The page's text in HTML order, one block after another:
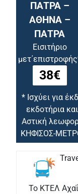
ΠΑΤΡΑ –
ΑΘΗΝΑ –
ΠΑΤΡΑ
Εισιτήριο
38€
* Ισχύει για
εκδοτήρια
Αστική
ΚΗΦΙΣΟΣ-
Το ΚΤΕΛ